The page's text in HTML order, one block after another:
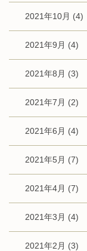
2021年10月 (4)
2021年9月 (4)
2021年8月 (3)
2021年7月 (2)
2021年6月 (4)
2021年5月 (7)
2021年4月 (7)
2021年3月 (4)
2021年2月 (3)